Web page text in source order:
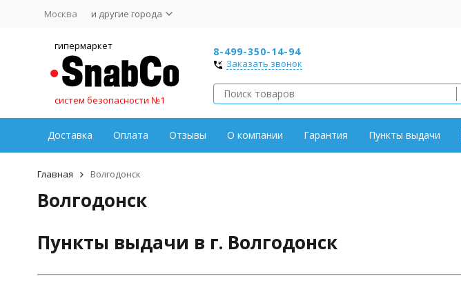
Москва и другие города
гипермаркет
систем безопасности №1
8-499-350-14-94
Заказать звонок
Доставка Оплата Отзывы О компании Гарантия Пункты выдачи
Главная Волгодонск
Волгодонск
Пункты выдачи в г. Волгодонск